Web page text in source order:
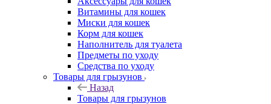
Витамины для кошек
Миски для кошек
Корм для кошек
Наполнитель для туалета
Предметы по уходу
Средства по уходу
Товары для грызунов
Назад
Товары для грызунов